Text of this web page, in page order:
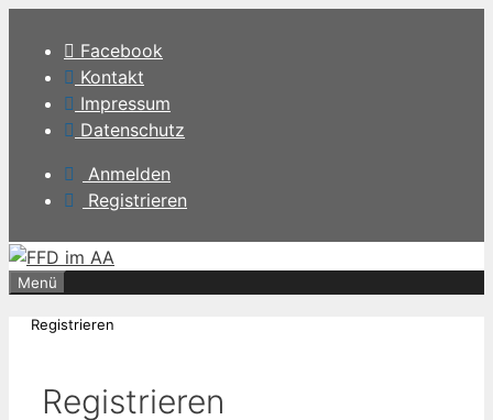
Inhalt
springen
Facebook
Kontakt
Impressum
Datenschutz
Anmelden
Registrieren
Menü
Registrieren
Registrieren